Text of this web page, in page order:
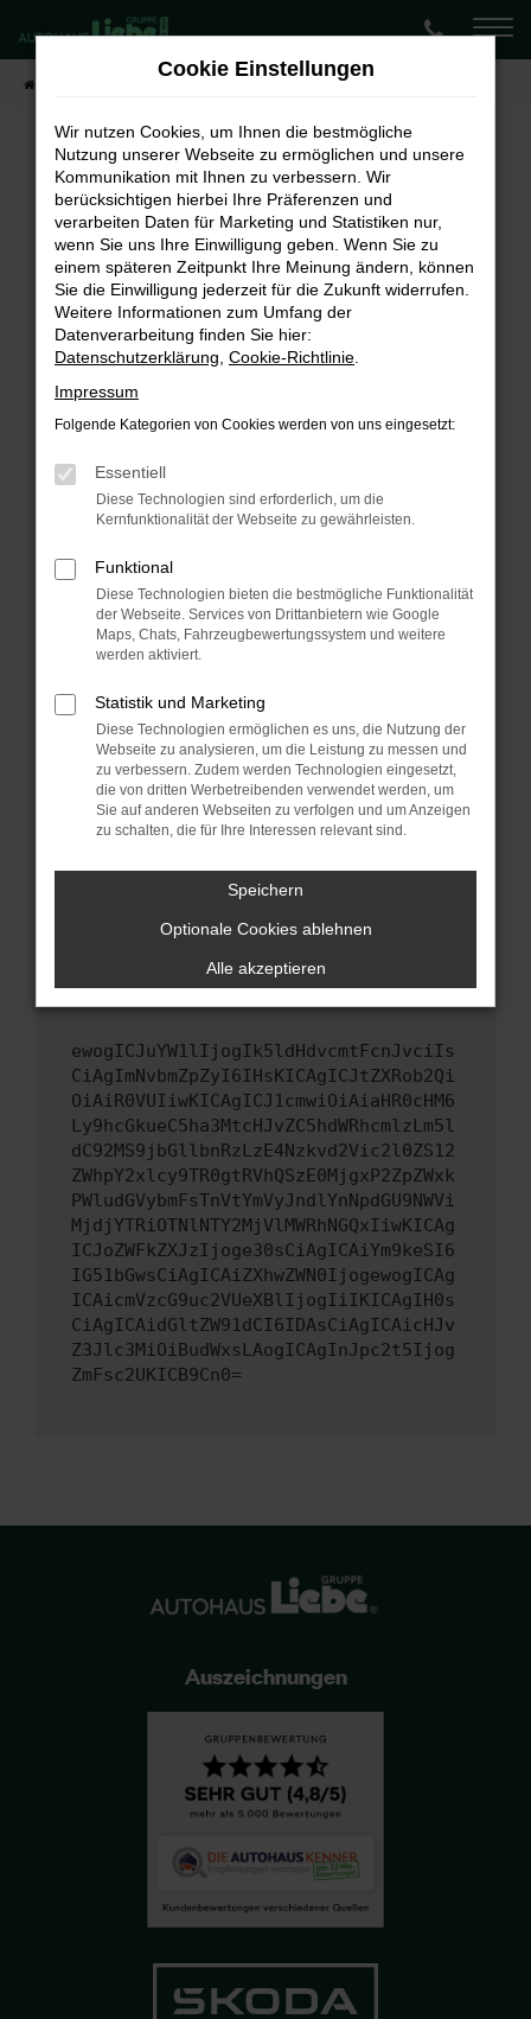
Zum
Hauptinhalt
springen
Lagerwagen-Angebote
Fehler: Network Error
Beim Laden ist ein Fehler aufgetreten.
Hier sind ein paar Tipps, die dir helfen können:
Überprüfe deine Firewall und deine
Internetverbindung.
Laden andere Webseiten, zum Beispiel deine
Suchmaschine?
Prüfe deine Browsererweiterungen.
können das Laden bestimmter Seiten
verhindern. Funktioniert die Seite in einem
anderen Browser oder in einem privaten
Starte dein Gerät neu.
Das kann manchmal helfen, vorübergehende
Probleme zu beheben.
Betriebssystem auf dem neuesten Stand
sind.
Veraltete Software birgt nicht nur ein
Sicherheitsrisiko, sondern kann auch dazu
führen, dass bestimmte Funktionen nicht mehr
unterstützt werden.
Wenn du alle oben genannten Schritte versucht
versuchen, das Problem zu beheben. Du kannst
uns diesen Text schicken, um uns bei der
Fehlersuche zu unterstützen:
ewogICJuYW1lIjogIk5ldHdvcmtFcnJvciIs
CiAgImNvbmZpZyI6IHsKICAgICJtZXRob2Qi
OiAiR0VUIiwKICAgICJ1cmwiOiAiaHR0cHM6
Ly9hcGkueC5ha3MtcHJvZC5hdWRhcmlzLm5l
dC92MS9jbGllbnRzLzE4Nzkvd2Vic2l0ZS12
ZWhpY2xlcy9TR0gtRVhQSzE0MjgxP2ZpZWxk
PWludGVybmFsTnVtYmVyJndlYnNpdGU9NWVi
MjdjYTRiOTNlNTY2MjVlMWRhNGQxIiwKICAg
ICJoZWFkZXJzIjoge30sCiAgICAiYm9keSI6
IG51bGwsCiAgICAiZXhwZWN0IjogewogICAg
ICAicmVzcG9uc2VUeXBlIjogIiIKICAgIH0s
CiAgICAidGltZW91dCI6IDAsCiAgICAicHJv
Z3Jlc3MiOiBudWxsLAogICAgInJpc2t5Ijog
ZmFsc2UKICB9Cn0=
Auszeichnungen
Cookie Einstellungen
Wir nutzen Cookies, um Ihnen die bestmögliche
Nutzung unserer Webseite zu ermöglichen und unsere
Kommunikation mit Ihnen zu verbessern. Wir
berücksichtigen hierbei Ihre Präferenzen und
verarbeiten Daten für Marketing und Statistiken nur,
wenn Sie uns Ihre Einwilligung geben. Wenn Sie zu
einem späteren Zeitpunkt Ihre Meinung ändern, können
Sie die Einwilligung jederzeit für die Zukunft widerrufen.
Weitere Informationen zum Umfang der
Datenverarbeitung finden Sie hier:
Datenschutzerklärung Cookie-Richtlinie
Impressum
Folgende Kategorien von Cookies werden von uns eingesetzt:
Essentiell
Diese Technologien sind erforderlich, um die
Kernfunktionalität der Webseite zu gewährleisten.
Funktional
Diese Technologien bieten die bestmögliche Funktionalität
der Webseite. Services von Drittanbietern wie Google
Maps, Chats, Fahrzeugbewertungssystem und weitere
werden aktiviert.
Statistik und Marketing
Diese Technologien ermöglichen es uns, die Nutzung der
Webseite zu analysieren, um die Leistung zu messen und
zu verbessern. Zudem werden Technologien eingesetzt,
die von dritten Werbetreibenden verwendet werden, um
Sie auf anderen Webseiten zu verfolgen und um Anzeigen
zu schalten, die für Ihre Interessen relevant sind.
Speichern
Optionale Cookies ablehnen
Alle akzeptieren